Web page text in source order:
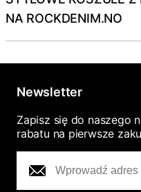
NA ROCKDENIM.NO
Newsletter
Zapisz się do naszego
rabatu na pierwsze